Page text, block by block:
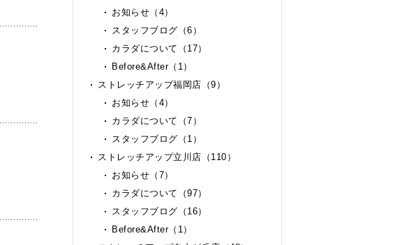
お知らせ（4）
スタッフブログ（6）
カラダについて（17）
Before&After（1）
ストレッチアップ福岡店（9）
お知らせ（4）
カラダについて（7）
スタッフブログ（1）
ストレッチアップ立川店（110）
お知らせ（7）
カラダについて（97）
スタッフブログ（16）
Before&After（1）